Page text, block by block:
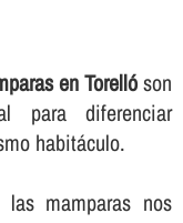
en Torellóson
para diferenciar
habitáculo.
mamparas nos